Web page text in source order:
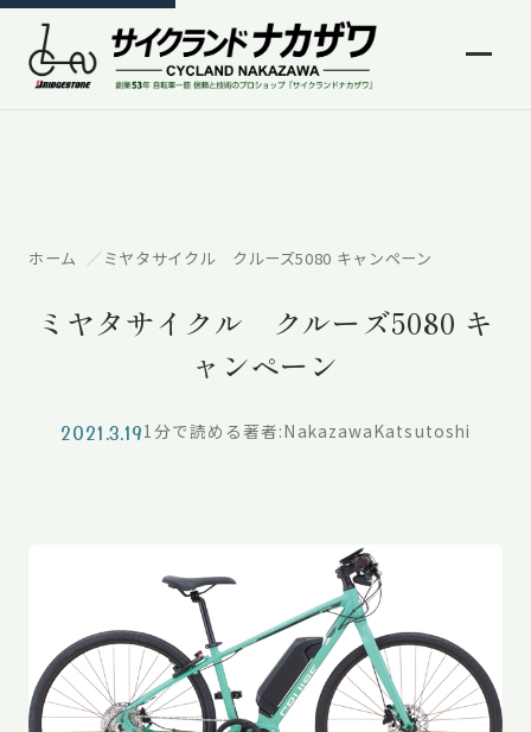
ホーム ミヤタサイクル クルーズ5080 キャンペーン
ミヤタサイクル クルーズ5080 キ
ャンペーン
2021.3.191分で読める著者:NakazawaKatsutoshi